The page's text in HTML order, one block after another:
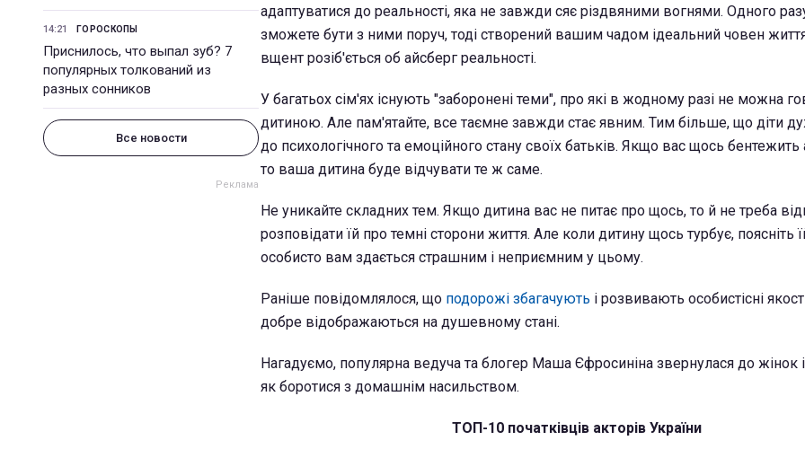
14:21 ГОРОСКОПЫ
Приснилось, что выпал зуб? 7
популярных толкований из
разных сонников
Все новости
адаптуватися до реальності, яка не завжди сяє різдвяними вогнями. Одного
зможете бути з ними поруч, тоді створений вашим чадом ідеальний човен
вщент розіб'ється об айсберг реальності.
У багатьох сім'ях існують "заборонені теми", про які в жодному разі не можна
дитиною. Але пам'ятайте, все таємне завжди стає явним. Тим більше, що діти
до психологічного та емоційного стану своїх батьків. Якщо вас щось бентежить
то ваша дитина буде відчувати те ж саме.
Не уникайте складних тем. Якщо дитина вас не питає про щось, то й не треба
розповідати їй про темні сторони життя. Але коли дитину щось турбує, поясніть
особисто вам здається страшним і неприємним у цьому.
Раніше повідомлялося, що подорожі збагачують і розвивають особистісні
добре відображаються на душевному стані.
Нагадуємо, популярна ведуча та блогер Маша Єфросиніна звернулася до жінок
як боротися з домашнім насильством.
ТОП-10 початківців акторів України